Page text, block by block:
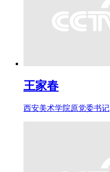
王家春
西安美术学院原党委书记